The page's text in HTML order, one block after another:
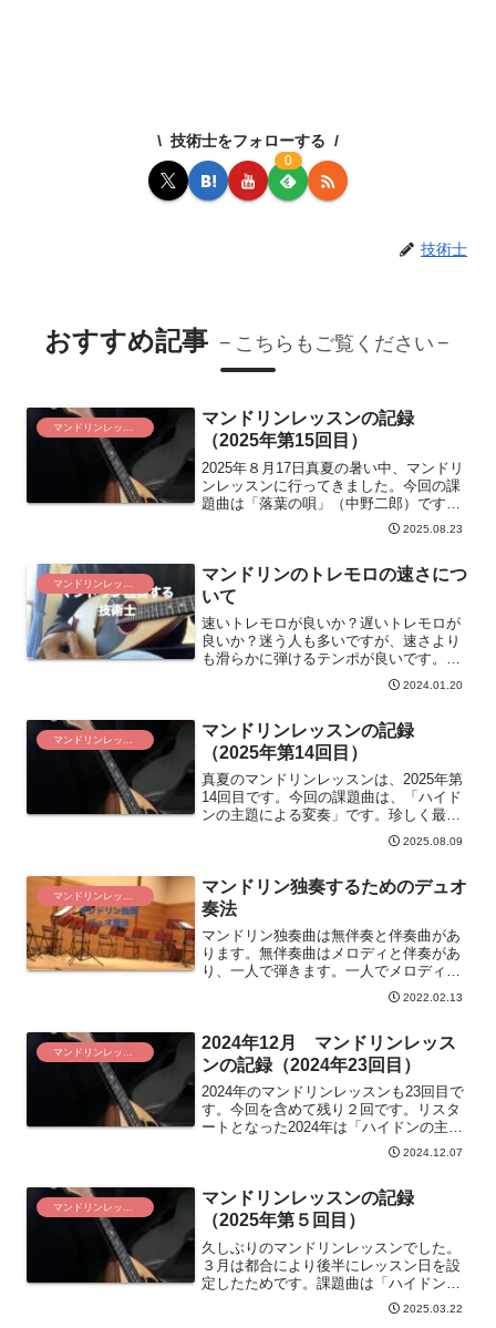
技術士をフォローする
0
技術士
おすすめ記事 こちらもご覧ください
マンドリンレッスン
マンドリンレッスンの記録
（2025年第15回目）
2025年８月17日真夏の暑い中、マンドリ
ンレッスンに行ってきました。今回の課
題曲は「落葉の唄」（中野二郎）です。
ハイドンの主題による変奏が続いていま
したが、課題曲の１番は「落葉の唄」で
た事項は相変わらず同じ箇所とレベルア
ップを感じないレッスンでした。
2025.08.23
マンドリンレッスン
マンドリンのトレモロの速さにつ
いて
速いトレモロが良いか？遅いトレモロが
良いか？迷う人も多いですが、速さより
も滑らかに弾けるテンポが良いです。ア
クセントがつかない、粒が揃うトレモロ
2024.01.20
マンドリンレッスンの記録
（2025年第14回目）
真夏のマンドリンレッスンは、2025年第
14回目です。今回の課題曲は、「ハイド
ンの主題による変奏」です。珍しく最後
まで弾けました。いつもなら多数の指摘
で最後まで弾けませんが・・・ある程
2025.08.09
マンドリン独奏するためのデュオ
奏法
マンドリン独奏曲は無伴奏と伴奏曲があ
ります。無伴奏曲はメロディと伴奏があ
り、一人で弾きます。一人でメロディと
伴奏の両方を弾く弾き方がデュオ奏法で
す。デュオ奏法をマスターするとさまざ
2022.02.13
2024年12月 マンドリンレッス
ンの記録（2024年23回目）
2024年のマンドリンレッスンも23回目で
す。今回を含めて残り２回です。リスタ
ートとなった2024年は「ハイドンの主題
による変奏」と「落葉の唄」が課題曲で
した。次回の演奏会まで、この２曲中心
いです。その前に今回のレッスンです。
2024.12.07
マンドリンレッスン
マンドリンレッスンの記録
（2025年第５回目）
久しぶりのマンドリンレッスンでした。
３月は都合により後半にレッスン日を設
定したためです。課題曲は「ハイドンの
主題による変奏」です。今回は、バリエ
ーション２から開始しました。テンポが
2025.03.22